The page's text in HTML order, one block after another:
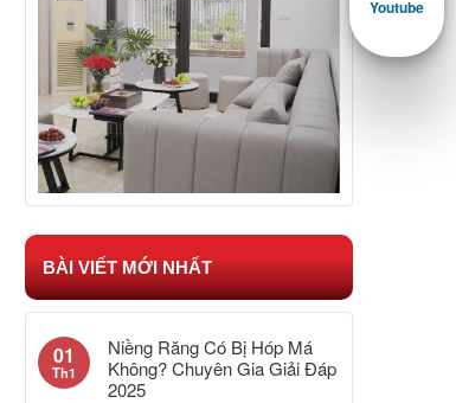
BÀI VIẾT MỚI NHẤT
01
Th1
Niềng Răng Có Bị Hóp Má
Không? Chuyên Gia Giải Đáp
2025
Youtube